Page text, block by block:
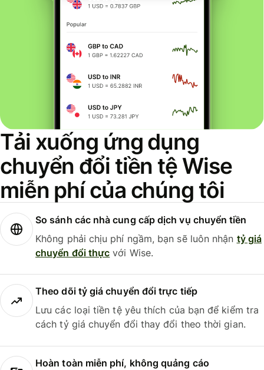
Tải xuống ứng dụng
chuyển đổi tiền tệ Wise
miễn phí của chúng tôi
So sánh các nhà cung cấp dịch vụ chuyển tiền
Không phải chịu phí ngầm, bạn sẽ luôn nhận tỷ giá
chuyển đổi thực với Wise.
Theo dõi tỷ giá chuyển đổi trực tiếp
Lưu các loại tiền tệ yêu thích của bạn để kiểm tra
cách tỷ giá chuyển đổi thay đổi theo thời gian.
Hoàn toàn miễn phí, không quảng cáo